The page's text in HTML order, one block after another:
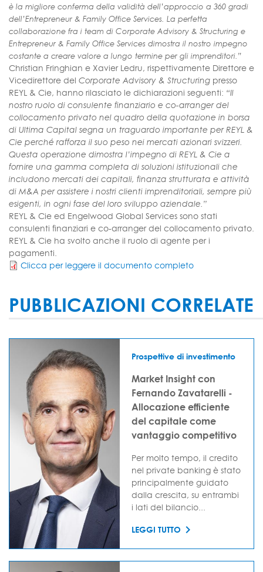
è la migliore conferma della validità dell’approccio a 360 gradi
dell’Entrepreneur & Family Office Services. La perfetta
collaborazione fra i team di Corporate Advisory & Structuring e
Entrepreneur & Family Office Services dimostra il nostro impegno
costante a creare valore a lungo termine per gli imprenditori.”
Christian Fringhian e Xavier Ledru, rispettivamente Direttore e
Vicedirettore del Corporate Advisory & Structuring presso
REYL & Cie, hanno rilasciato le dichiarazioni seguenti: “Il
nostro ruolo di consulente finanziario e co-arranger del
collocamento privato nel quadro della quotazione in borsa
di Ultima Capital segna un traguardo importante per REYL &
Cie perché rafforza il suo peso nei mercati azionari svizzeri.
Questa operazione dimostra l’impegno di REYL & Cie a
fornire una gamma completa di soluzioni istituzionali che
includono mercati dei capitali, finanza strutturata e attività
di M&A per assistere i nostri clienti imprenditoriali, sempre più
esigenti, in ogni fase del loro sviluppo aziendale.”
REYL & Cie ed Engelwood Global Services sono stati
consulenti finanziari e co-arranger del collocamento privato.
REYL & Cie ha svolto anche il ruolo di agente per i
pagamenti.
Clicca per leggere il documento completo
PUBBLICAZIONI CORRELATE
Prospettive di investimento
Market Insight con
Fernando Zavatarelli -
Allocazione efficiente
del capitale come
vantaggio competitivo
Per molto tempo, il credito
nel private banking è stato
principalmente guidato
dalla crescita, su entrambi
i lati del bilancio...
LEGGI TUTTO